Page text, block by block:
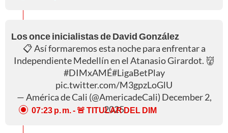
Los once inicialistas de David González
📋 Así formaremos esta noche para enfrentar a
Independiente Medellín en el Atanasio Girardot. 👹
#DIMxAMÉ#LigaBetPlay
pic.twitter.com/M3gpzLoGlU
— América de Cali (@AmericadeCali) December 2,
2025
07:23 p. m. - 🚨 TITULAR DEL DIM